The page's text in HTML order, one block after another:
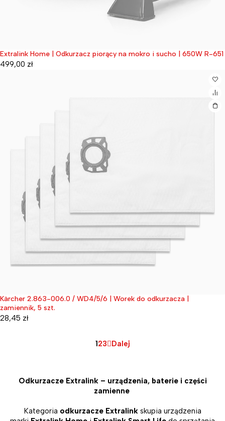
Wyprzedane Extralink Home | Odkurzacz piorący na mokro i sucho | 650W R-651
499,00 zł
Wyprzedane
Kärcher 2.863-006.0 / WD4/5/6 | Worek do odkurzacza |
zamiennik, 5 szt.
28,45 zł
123 Dalej
Odkurzacze Extralink – urządzenia, baterie i części
zamienne
Kategoria odkurzacze Extralinkskupia urządzenia